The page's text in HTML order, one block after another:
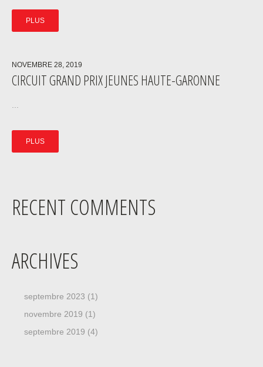
PLUS
NOVEMBRE 28, 2019
CIRCUIT GRAND PRIX JEUNES HAUTE-GARONNE
PLUS
RECENT COMMENTS
ARCHIVES
septembre 2023 (1)
novembre 2019 (1)
septembre 2019 (4)